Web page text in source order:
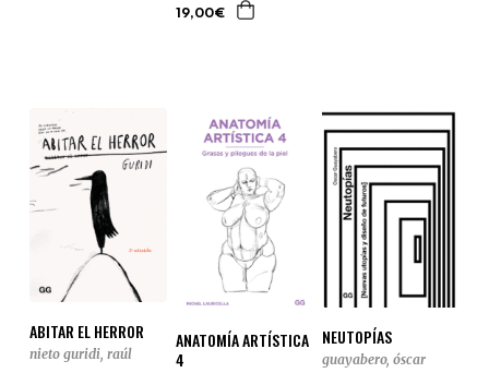
19,00€
ABITAR EL HERROR
nieto guridi, raúl
ANATOMÍA ARTÍSTICA
4
NEUTOPÍAS
guayabero, óscar